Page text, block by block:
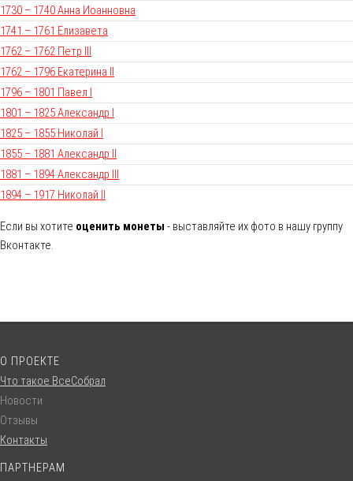
1730 – 1740 Анна Иоанновна
1741 – 1761 Елизавета
1762 – 1762 Петр III
1762 – 1796 Екатерина II
1796 – 1801 Павел I
1801 – 1825 Александр I
1825 – 1855 Николай I
1855 – 1881 Александр II
1881 – 1894 Александр III
1894 – 1917 Николай II
Если вы хотите оценить монеты - выставляйте их фото в нашу группу
Вконтакте.
О ПРОЕКТЕ
Что такое ВсеСобрал
Новости
Отзывы
Контакты
ПАРТНЕРАМ